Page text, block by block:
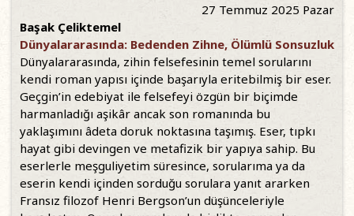
27 Temmuz 2025 Pazar
Başak Çeliktemel
Dünyalararasında: Bedenden Zihne, Ölümlü Sonsuzluk
Dünyalararasında, zihin felsefesinin temel sorularını
kendi roman yapısı içinde başarıyla eritebilmiş bir eser.
Geçgin’in edebiyat ile felsefeyi özgün bir biçimde
harmanladığı aşikâr ancak son romanında bu
yaklaşımını âdeta doruk noktasına taşımış. Eser, tıpkı
hayat gibi devingen ve metafizik bir yapıya sahip. Bu
eserlerle meşguliyetim süresince, sorularıma ya da
eserin kendi içinden sorduğu sorulara yanıt ararken
Fransız filozof Henri Bergson’un düşünceleriyle